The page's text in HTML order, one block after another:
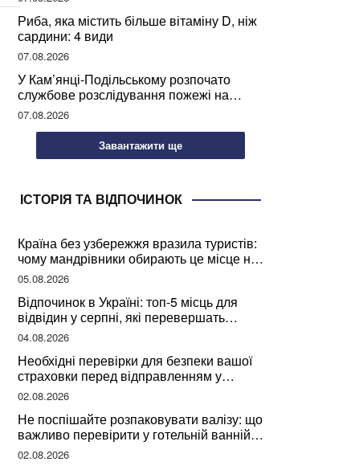
Риба, яка містить більше вітаміну D, ніж
сардини: 4 види
07.08.2026
У Кам’янці-Подільському розпочато
службове розслідування пожежі на
сміттєзвалищі
07.08.2026
Завантажити ще
ІСТОРІЯ ТА ВІДПОЧИНОК
Країна без узбережжя вразила туристів:
чому мандрівники обирають це місце на
відпочинок
05.08.2026
Відпочинок в Україні: топ-5 місць для
відвідин у серпні, які перевершать
закордонні враження
04.08.2026
Необхідні перевірки для безпеки вашої
страховки перед відправленням у
подорож
02.08.2026
Не поспішайте розпаковувати валізу: що
важливо перевірити у готельній ванній
за словами досвідченої мандрівниці
02.08.2026